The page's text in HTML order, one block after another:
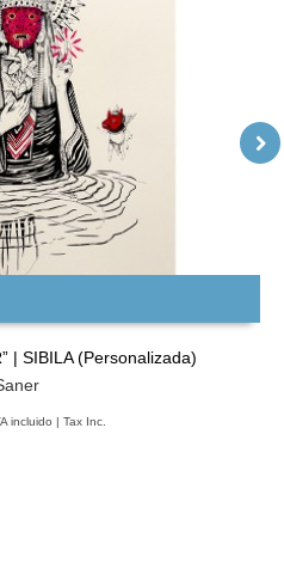
| SIBILA (Personalizada)
incluido | Tax Inc.